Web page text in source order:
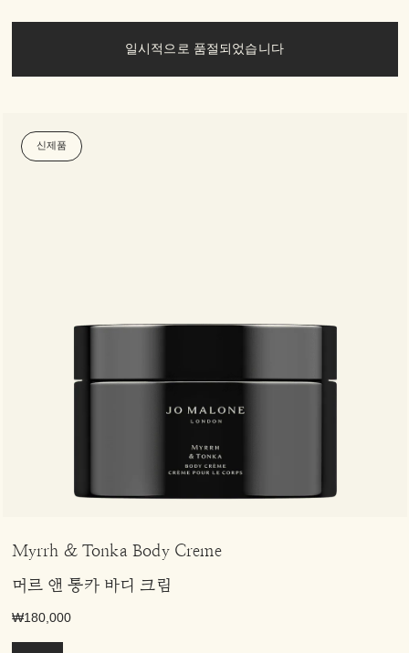
일시적으로 품절되었습니다
신제품
Myrrh & Tonka Body Creme
머르 앤 통카 바디 크림
₩180,000